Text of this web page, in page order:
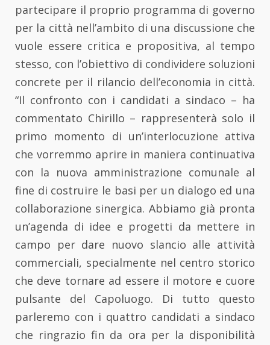
partecipare il proprio programma di governo
per la città nell’ambito di una discussione che
vuole essere critica e propositiva, al tempo
stesso, con l’obiettivo di condividere soluzioni
concrete per il rilancio dell’economia in città.
“Il confronto con i candidati a sindaco – ha
commentato Chirillo – rappresenterà solo il
primo momento di un’interlocuzione attiva
che vorremmo aprire in maniera continuativa
con la nuova amministrazione comunale al
fine di costruire le basi per un dialogo ed una
collaborazione sinergica. Abbiamo già pronta
un’agenda di idee e progetti da mettere in
campo per dare nuovo slancio alle attività
commerciali, specialmente nel centro storico
che deve tornare ad essere il motore e cuore
pulsante del Capoluogo. Di tutto questo
parleremo con i quattro candidati a sindaco
che ringrazio fin da ora per la disponibilità